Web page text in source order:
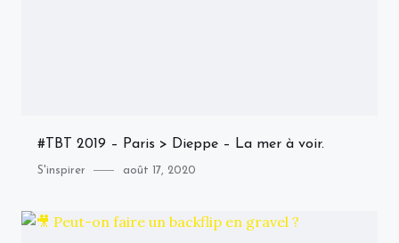
#TBT 2019 – Paris > Dieppe – La mer à voir.
Category
S'inspirer
Posted
août 17, 2020